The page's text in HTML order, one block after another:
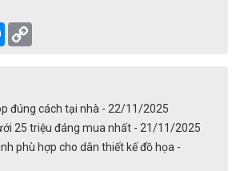
Messenger
đúng cách tại nhà - 22/11/2025
25 triệu đáng mua nhất - 21/11/2025
phù hợp cho dân thiết kế đồ họa -